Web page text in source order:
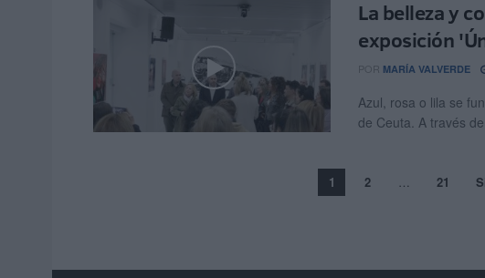
La belleza y
exposición
POR MARÍA VALVERDE
Azul, rosa o lila se
de Ceuta. A través
1 2 … 21